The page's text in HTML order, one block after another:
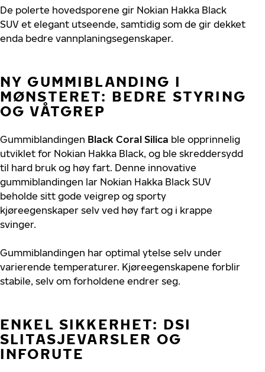
De polerte hovedsporene gir Nokian Hakka Black
SUV et elegant utseende, samtidig som de gir dekket
enda bedre vannplaningsegenskaper.
NY GUMMIBLANDING I
MØNSTERET: BEDRE STYRING
OG VÅTGREP
Gummiblandingen Black Coral Silica ble opprinnelig
utviklet for Nokian Hakka Black, og ble skreddersydd
til hard bruk og høy fart. Denne innovative
gummiblandingen lar Nokian Hakka Black SUV
beholde sitt gode veigrep og sporty
kjøreegenskaper selv ved høy fart og i krappe
svinger.
Gummiblandingen har optimal ytelse selv under
varierende temperaturer. Kjøreegenskapene forblir
stabile, selv om forholdene endrer seg.
ENKEL SIKKERHET: DSI
SLITASJEVARSLER OG
INFORUTE